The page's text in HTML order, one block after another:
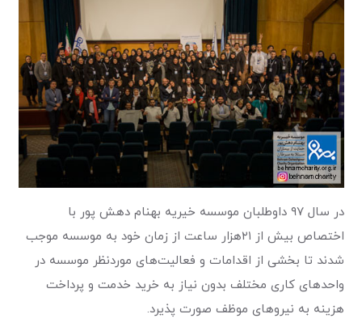
در سال ۹۷ داوطلبان موسسه خیریه بهنام دهش پور با
اختصاص بیش از ۲۱هزار ساعت از زمان خود به موسسه موجب
شدند تا بخشی از اقدامات و فعالیت‌های موردنظر موسسه در
واحدهای کاری مختلف بدون نیاز به خرید خدمت و پرداخت
هزینه به نیروهای موظف صورت پذیرد.